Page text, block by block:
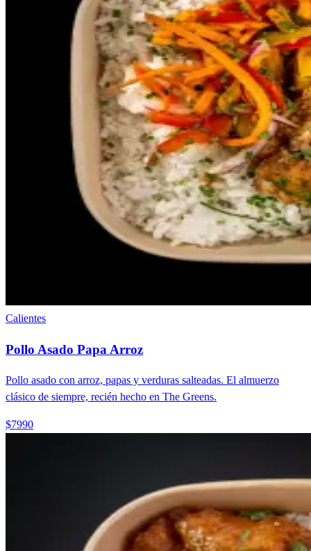
Calientes
Pollo Asado Papa Arroz
Pollo asado con arroz, papas y verduras salteadas. El almuerzo
clásico de siempre, recién hecho en The Greens.
$7990